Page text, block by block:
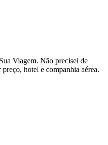
Viagem. Não precisei de
hotel e companhia aérea.